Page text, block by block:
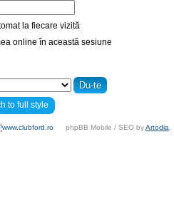
la fiecare vizită
online în această sesiune
to full style
phpBB Mobile / SEO byArtodia